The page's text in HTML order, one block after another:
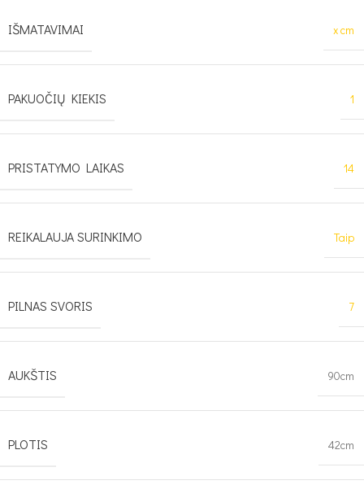
IŠMATAVIMAI x cm
PAKUOČIŲ KIEKIS 1
PRISTATYMO LAIKAS 14
REIKALAUJA SURINKIMO Taip
PILNAS SVORIS 7
AUKŠTIS 90cm
PLOTIS 42cm